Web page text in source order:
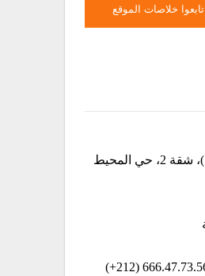
تابعوا خلاصات الموقع
زنقة دكار، إقامة بسمة (عمارة 7)، شقة 2، حي المحيط